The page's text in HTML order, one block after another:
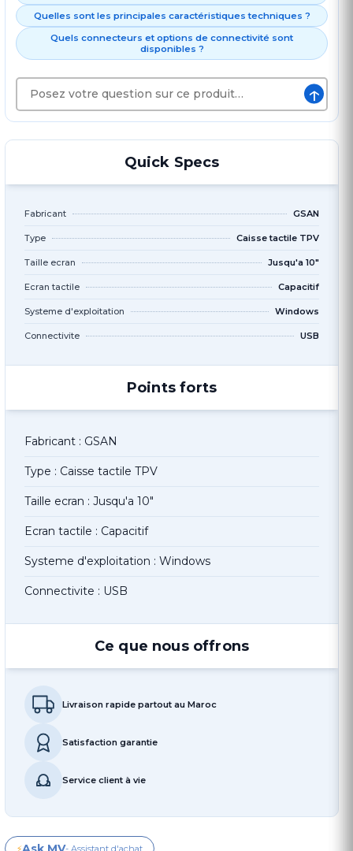
Quelles sont les principales caractéristiques techniques ?
Quels connecteurs et options de connectivité sont
disponibles ?
↑
Quick Specs
Fabricant GSAN
Type Caisse tactile TPV
Taille ecran Jusqu'a 10"
Ecran tactile Capacitif
Systeme d'exploitation Windows
Connectivite USB
Points forts
Fabricant : GSAN
Type : Caisse tactile TPV
Taille ecran : Jusqu'a 10"
Ecran tactile : Capacitif
Systeme d'exploitation : Windows
Connectivite : USB
Ce que nous offrons
Livraison rapide partout au Maroc
Satisfaction garantie
Service client à vie
⚡ - Assistant d'achat